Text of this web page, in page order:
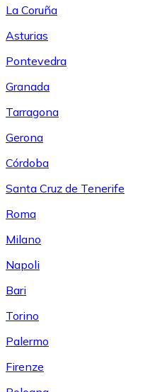
La Coruña
Asturias
Pontevedra
Granada
Tarragona
Gerona
Córdoba
Santa Cruz de Tenerife
Roma
Milano
Napoli
Bari
Torino
Palermo
Firenze